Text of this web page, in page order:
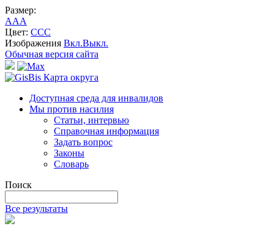
Размер:
AAA
Цвет: CCC
Изображения Вкл.Выкл.
Обычная версия сайта
Карта округа
Доступная среда для инвалидов
Мы против насилия
Статьи, интервью
Справочная информация
Задать вопрос
Законы
Словарь
Поиск
Все результаты